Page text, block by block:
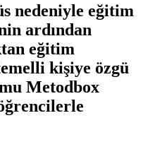
nedeniyle eğitim
ardından
eğitim
kişiye özgü
Metodbox